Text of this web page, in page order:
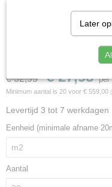
Hoomline
€ 32,95 € 27,95 per
Minimum aantal is 20 voor € 559,00
Levertijd 3 tot 7 werkdagen
Eenheid (minimale afname
Aantal
Later